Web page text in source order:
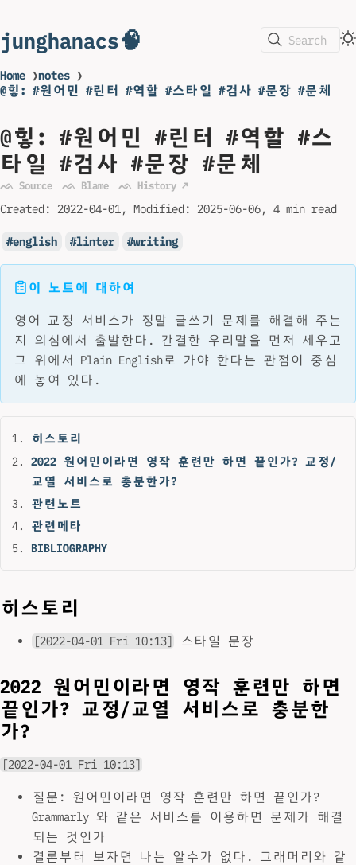
junghanacs🧠 Search
Home ❯notes ❯
@힣: #원어민 #린터 #역할 #스타일 #검사 #문장 #문체
@힣: #원어민 #린터 #역할 #스
타일 #검사 #문장 #문체
ᨒ Source ᨒ Blame ᨒ History ↗
Created: 2022-04-01 Modified: 2025-06-06 4 min read
english linter writing
이 노트에 대하여
영어 교정 서비스가 정말 글쓰기 문제를 해결해 주는
지 의심에서 출발한다. 간결한 우리말을 먼저 세우고
그 위에서 Plain English로 가야 한다는 관점이 중심
에 놓여 있다.
히스토리
2022 원어민이라면 영작 훈련만 하면 끝인가? 교정/
교열 서비스로 충분한가?
관련노트
관련메타
BIBLIOGRAPHY
히스토리
[2022-04-01 Fri 10:13] 스타일 문장
2022 원어민이라면 영작 훈련만 하면
끝인가? 교정/교열 서비스로 충분한
가?
[2022-04-01 Fri 10:13]
질문: 원어민이라면 영작 훈련만 하면 끝인가?
Grammarly 와 같은 서비스를 이용하면 문제가 해결
되는 것인가
결론부터 보자면 나는 알수가 없다. 그래머리와 같